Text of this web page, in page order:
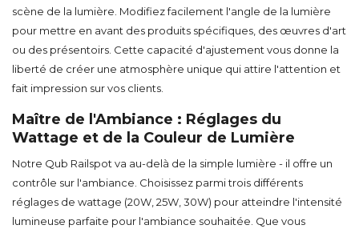
scène de la lumière. Modifiez facilement l'angle de la lumière
pour mettre en avant des produits spécifiques, des œuvres d'art
ou des présentoirs. Cette capacité d'ajustement vous donne la
liberté de créer une atmosphère unique qui attire l'attention et
fait impression sur vos clients.
Maître de l'Ambiance : Réglages du
Wattage et de la Couleur de Lumière
Notre Qub Railspot va au-delà de la simple lumière - il offre un
contrôle sur l'ambiance. Choisissez parmi trois différents
réglages de wattage (20W, 25W, 30W) pour atteindre l'intensité
lumineuse parfaite pour l'ambiance souhaitée. Que vous